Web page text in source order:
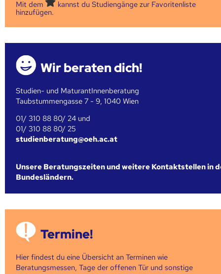
Mit dem
kannst du Studiengänge zur Favoritenliste
hinzufügen.
Wir beraten dich!
Studien- und MaturantInnenberatung
Taubstummengasse 7 - 9, 1040 Wien
01/ 310 88 80/ 24 und
01/ 310 88 80/ 25
studienberatung@oeh.ac.at
Unsere Beratungszeiten und weitere Kontaktstellen in
Bundesländern.
Termine!
Hier findest du eine Übersicht an Terminen wie
Beratungsmessen, Tage der offenen Tür und sonstige